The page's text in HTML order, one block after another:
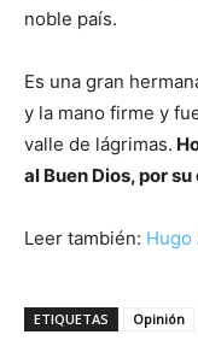
noble país.
Es una gran
y la mano firme y
valle de lágrimas.
al Buen Dios, por
Leer también: Hugo
ETIQUETAS Opinión